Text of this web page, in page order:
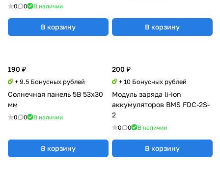
0 0 В наличии
В корзину В корзину
190 ₽
+ 9.5 Бонусных рублей
Солнечная панель 5В 53x30
мм
0 0 В наличии
В корзину
200 ₽
+ 10 Бонусных рублей
Модуль заряда li-ion
аккумуляторов BMS FDC-2S-
2
0 0 В наличии
В корзину